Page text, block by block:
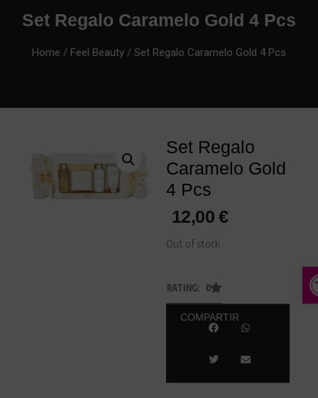
Set Regalo Caramelo Gold 4 Pcs
Home / Feel Beauty / Set Regalo Caramelo Gold 4 Pcs
Set Regalo
Caramelo Gold
4 Pcs
12,00€
Out of stock
RATING: 0
COMPARTIR